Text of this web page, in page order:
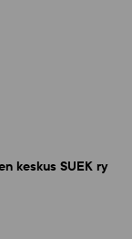
keskus SUEK ry